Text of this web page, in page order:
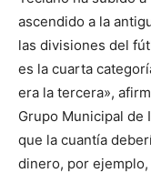
ascendido a la
las divisiones del
es la cuarta
era la tercera»,
Grupo Municipal de
que la cuantía
dinero, por